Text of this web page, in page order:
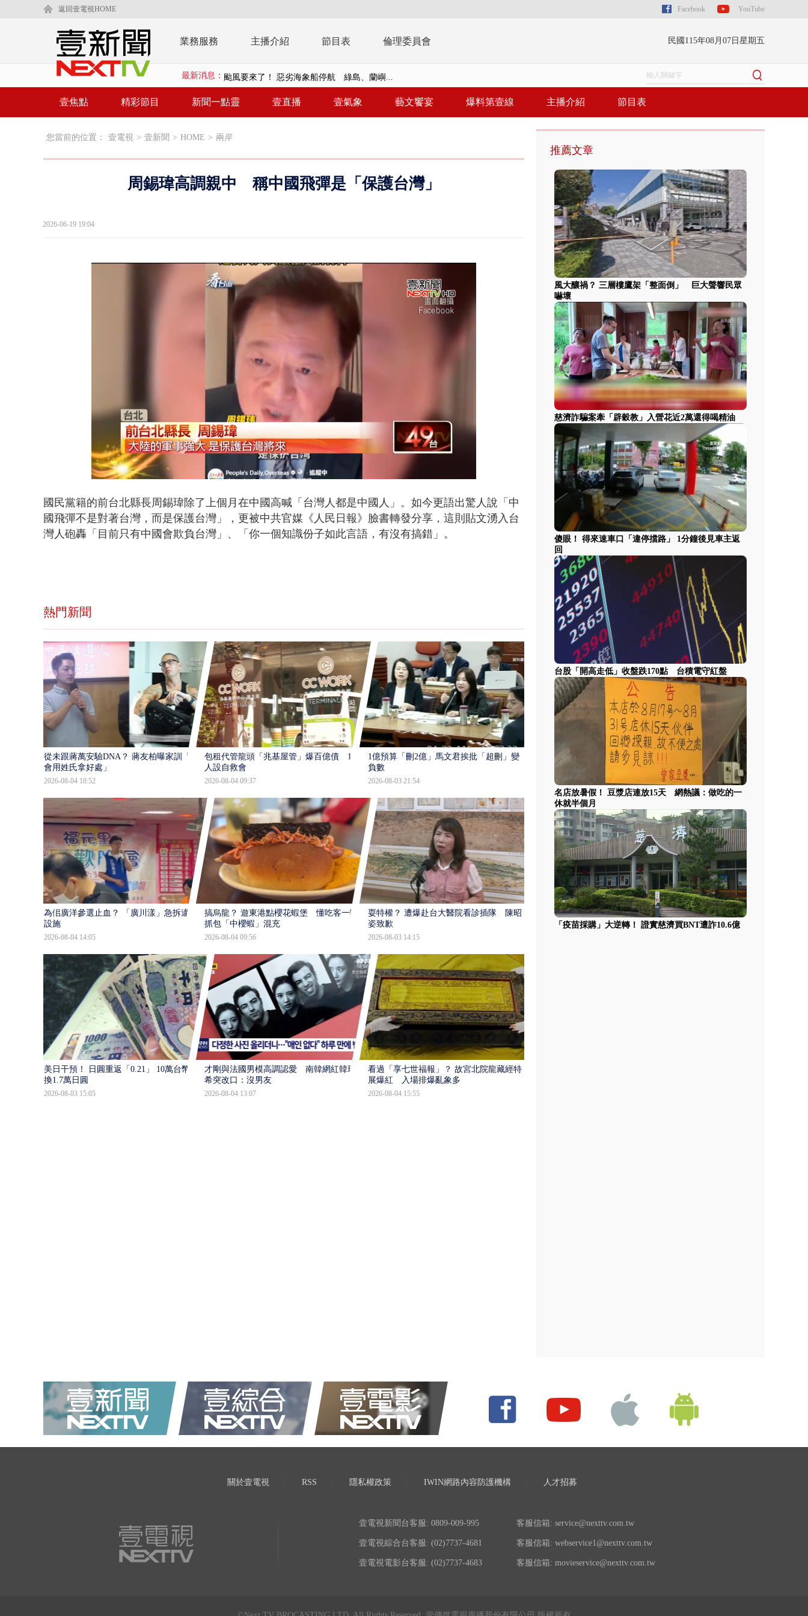
返回壹電視HOME Facebook YouTube
業務服務 主播介紹 節目表 倫理委員會 民國115年08月07日星期五
最新消息： 颱風要來了！ 惡劣海象船停航 綠島、蘭嶼...
廣川建設遭告發詐欺 購屋綁定違法農地持分
蕭美琴赴高雄視察城鎮韌性演習 AIT高雄分...
「鯨魚」挾風雨肆虐菲律賓 土石流災情釀6
壹焦點 精彩節目 新聞一點靈 壹直播 壹氣象 藝文饗宴 爆料第壹線 主播介紹 節目表
您當前的位置： 壹電視 > 壹新聞 > HOME > 兩岸
周錫瑋高調親中 稱中國飛彈是「保護台灣」
2026-06-19 19:04
Unmute Loaded:
40.91%
國民黨籍的前台北縣長周錫瑋除了上個月在中國高喊「台灣人都是中國人」。如今更語出驚人說「中
國飛彈不是對著台灣，而是保護台灣」，更被中共官媒 《人民日報》臉書轉發分享，這則貼文湧入台
灣人砲轟「目前只有中國會欺負台灣」、「你一個知識份子如此言語，有沒有搞錯」。
熱門新聞
從未跟蔣萬安驗DNA？ 蔣友柏曝家訓「不
會用姓氏拿好處」
2026-08-04 18:52
包租代管龍頭「兆基屋管」爆百億債 187
人設自救會
2026-08-04 09:37
1億預算「刪2億」馬文君挨批「超刪」變
負數
2026-08-03 21:54
為佀廣洋參選止血？ 「廣川漾」急拆違規
設施
2026-08-04 14:05
搞烏龍？ 遊東港點櫻花蝦堡 懂吃客一吃
抓包「中櫻蝦」混充
2026-08-04 09:56
耍特權？ 遭爆赴台大醫院看診插隊 陳昭
姿致歉
2026-08-03 14:15
美日干預！ 日圓重返「0.21」 10萬台幣少
換1.7萬日圓
2026-08-03 15:05
才剛與法國男模高調認愛 南韓網紅韓瑞
希突改口：沒男友
2026-08-04 13:07
看過「享七世福報」？ 故宮北院龍藏經特
展爆紅 入場排爆亂象多
2026-08-04 15:55
推薦文章
風大釀禍？ 三層樓鷹架「整面倒」 巨大聲響民眾
嚇壞
慈濟詐騙案牽「辟穀教」入營花近2萬還得喝精油
傻眼！ 得來速車口「違停擋路」 1分鐘後見車主返
回
台股「開高走低」收盤跌170點 台積電守紅盤
名店放暑假！ 豆漿店連放15天 網熱議：做吃的一
休就半個月
「疫苗採購」大逆轉！ 證實慈濟買BNT遭詐10.6億
關於壹電視 RSS 隱私權政策 IWIN網路內容防護機構 人才招募
壹電視新聞台客服: 0809-009-995 客服信箱: service@nexttv.com.tw
壹電視綜合台客服: (02)7737-4681 客服信箱: webservice1@nexttv.com.tw
壹電視電影台客服: (02)7737-4683 客服信箱: movieservice@nexttv.com.tw